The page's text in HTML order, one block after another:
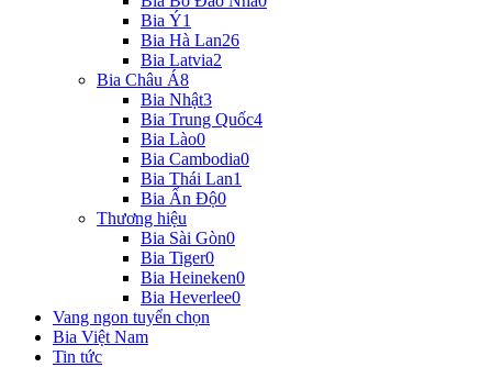
Bia Ý1
Bia Hà Lan26
Bia Latvia2
Bia Châu Á8
Bia Nhật3
Bia Trung Quốc4
Bia Lào0
Bia Cambodia0
Bia Thái Lan1
Bia Ấn Độ0
Thương hiệu
Bia Sài Gòn0
Bia Tiger0
Bia Heineken0
Bia Heverlee0
Vang ngon tuyển chọn
Bia Việt Nam
Tin tức